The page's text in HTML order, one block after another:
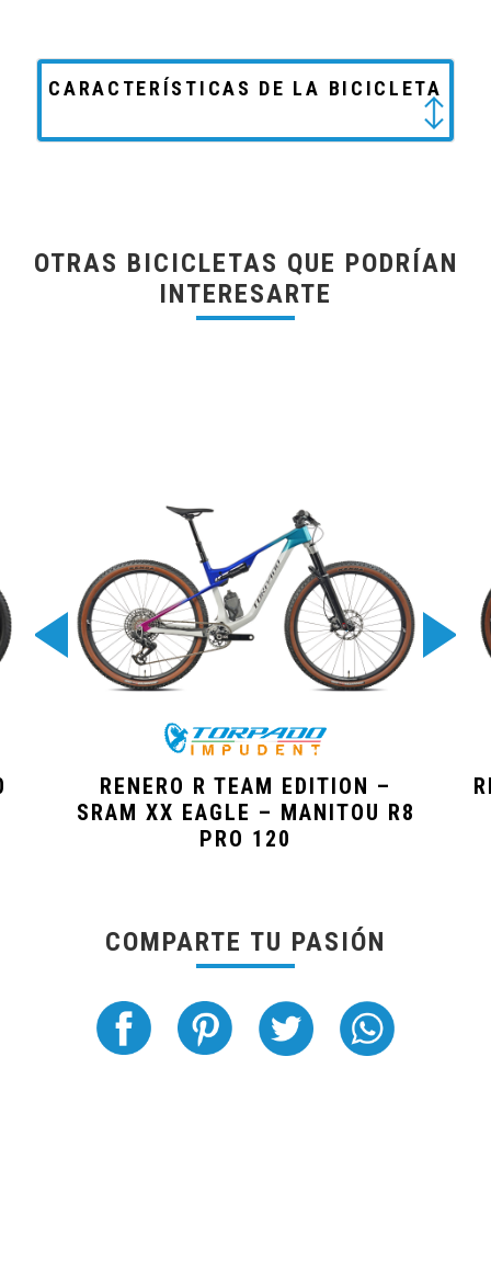
CARACTERÍSTICAS DE LA BICICLETA
OTRAS BICICLETAS QUE PODRÍAN
INTERESARTE
RENERO R TEAM EDITION –
SRAM XX EAGLE – MANITOU R8
PRO 120
COMPARTE TU PASIÓN